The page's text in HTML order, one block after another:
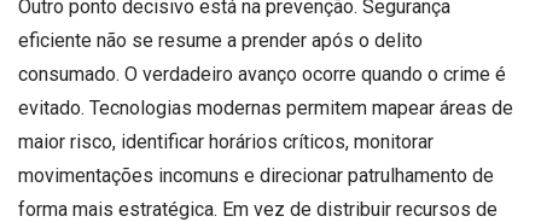
Outro ponto decisivo está na prevenção. Segurança
eficiente não se resume a prender após o delito
consumado. O verdadeiro avanço ocorre quando o crime é
evitado. Tecnologias modernas permitem mapear áreas de
maior risco, identificar horários críticos, monitorar
movimentações incomuns e direcionar patrulhamento de
forma mais estratégica. Em vez de distribuir recursos de